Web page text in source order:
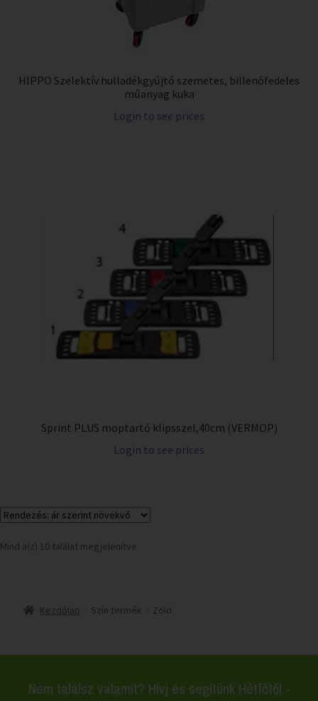
HIPPO Szelektív hulladékgyűjtő szemetes, billenőfedeles
műanyag kuka
Login to see prices
Sprint PLUS moptartó klipsszel,40cm (VERMOP)
Login to see prices
Mind a(z) 10 találat megjelenítve
Kezdőlap Szín termék Zöld
Nem találsz valamit? Hívj és segítünk Hétfőtől -